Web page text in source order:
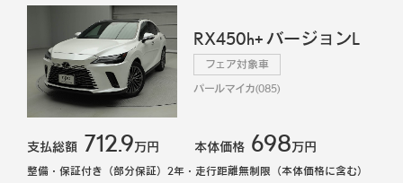
RX450h+ バージョンL
フェア対象車
パールマイカ(085)
支払総額 712.9万円 本体価格 698万円
整備・保証付き（部分保証）2年・走行距離無制限（本体価格に含む）